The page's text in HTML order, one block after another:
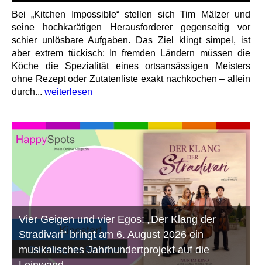
Bei „Kitchen Impossible“ stellen sich Tim Mälzer und
seine hochkarätigen Herausforderer gegenseitig vor
schier unlösbare Aufgaben. Das Ziel klingt simpel, ist
aber extrem tückisch: In fremden Ländern müssen die
Köche die Spezialität eines ortsansässigen Meisters
ohne Rezept oder Zutatenliste exakt nachkochen – allein
durch... weiterlesen
Vier Geigen und vier Egos: „Der Klang der
Stradivari“ bringt am 6. August 2026 ein
musikalisches Jahrhundertprojekt auf die